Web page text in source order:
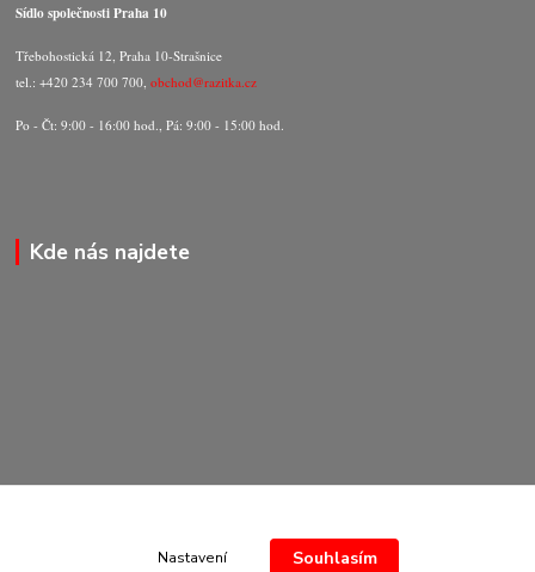
Sídlo společnosti Praha 10
Třebohostická 12, Praha 10-Strašnice
tel.: +420 234 700 700,obchod@razitka.cz
Po - Čt: 9:00 - 16:00 hod., Pá: 9:00 - 15:00 hod.
Kde nás najdete
Nastavení Souhlasím